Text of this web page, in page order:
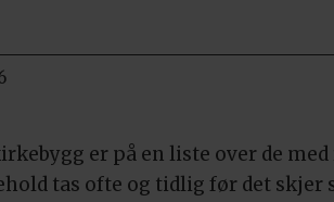
er på en liste over de
tas ofte og tidlig før det skjer